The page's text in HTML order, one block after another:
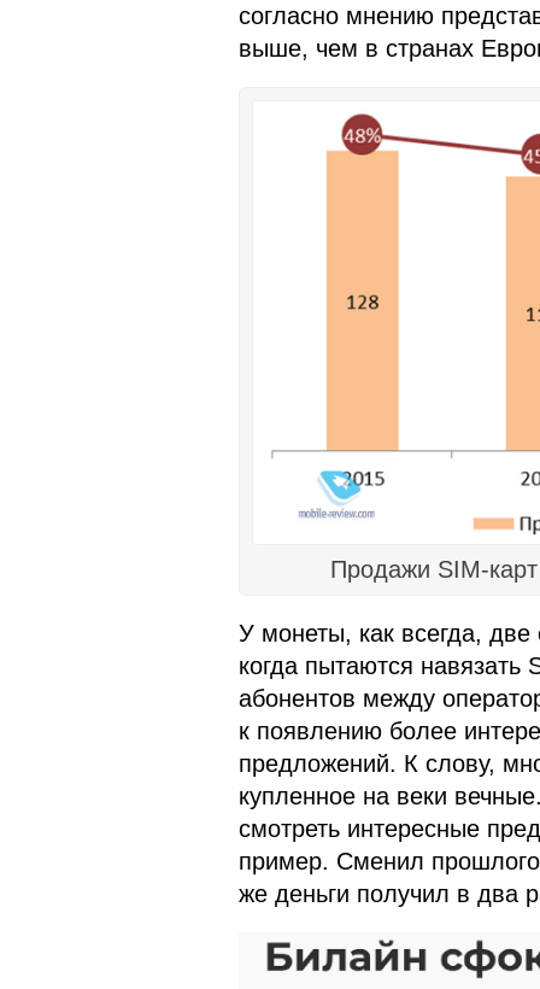
согласно мнению
выше, чем в странах
Продажи SIM-
У монеты, как всегда,
когда пытаются навязать
абонентов между
к появлению более
предложений. К слову,
купленное на веки
смотреть интересные
пример. Сменил
же деньги получил в два